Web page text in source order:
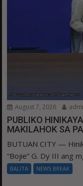
August 7, 2026
PUBLIKO
MAKILAHOK SA
BUTUAN CITY —
“Bojie” G. Dy III ang
BALITA NEWS BREAK